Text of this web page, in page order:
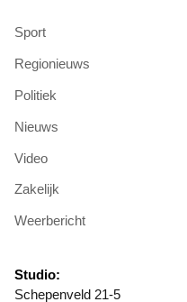
Sport
Regionieuws
Politiek
Nieuws
Video
Zakelijk
Weerbericht
Studio:
Schepenveld 21-5